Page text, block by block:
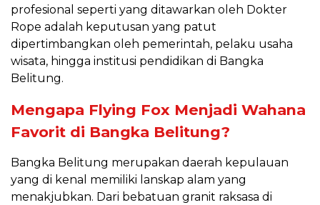
profesional seperti yang ditawarkan oleh Dokter
Rope adalah keputusan yang patut
dipertimbangkan oleh pemerintah, pelaku usaha
wisata, hingga institusi pendidikan di Bangka
Belitung.
Mengapa Flying Fox Menjadi Wahana
Favorit di Bangka Belitung?
Bangka Belitung merupakan daerah kepulauan
yang di kenal memiliki lanskap alam yang
menakjubkan. Dari bebatuan granit raksasa di